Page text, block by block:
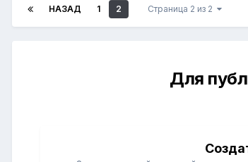
НАЗАД 1 2 Страница 2 из 2
Для